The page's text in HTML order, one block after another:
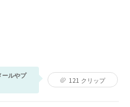
ールやプ
121 クリップ